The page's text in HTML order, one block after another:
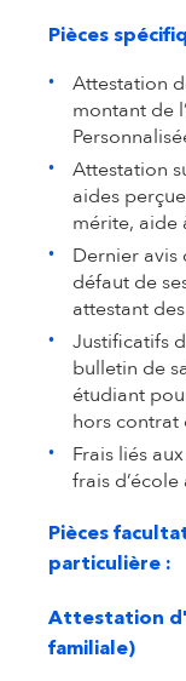
Pièces
Attestation
montant de
Attestation
aides
mérite, aide
Dernier avis
défaut de
attestant
Justificatifs
bulletin de
étudiant
hors contrat
Frais liés
frais
Pièces
particulière :
Attestation
familiale)